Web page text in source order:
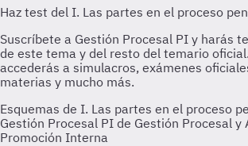
Esquemas de I. Las partes en el proceso
Gestión Procesal PI de Gestión Procesal
Promoción Interna